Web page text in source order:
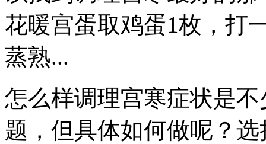
花暖宫蛋取鸡蛋1枚，打
蒸熟...
怎么样调理宫寒症状是
题，但具体如何做呢？